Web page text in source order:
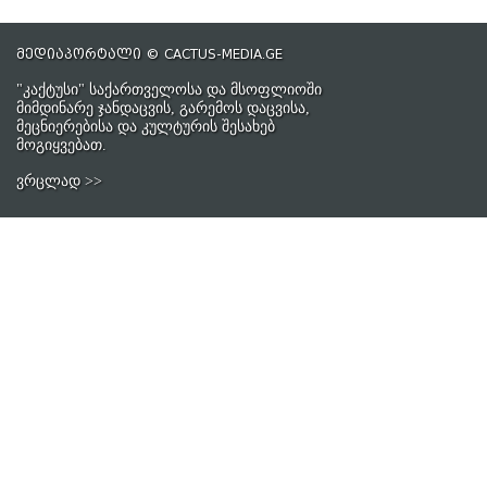
მედიაპორტალი © CACTUS-MEDIA.GE
"კაქტუსი" საქართველოსა და მსოფლიოში
მიმდინარე ჯანდაცვის, გარემოს დაცვისა,
მეცნიერებისა და კულტურის შესახებ
მოგიყვებათ.
ვრცლად >>